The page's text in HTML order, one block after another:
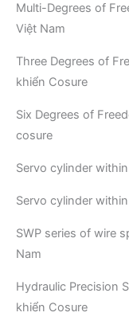
Multi-Degrees of
Việt Nam
Three Degrees of
khiển Cosure
Six Degrees of
cosure
Servo cylinder
Servo cylinder
SWP series of wire
Nam
Hydraulic
khiển Cosure